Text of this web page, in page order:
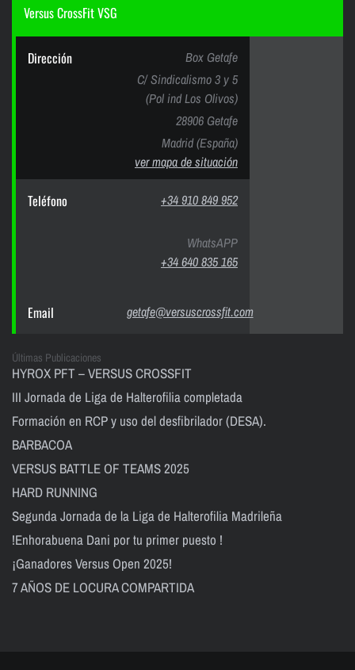
Versus CrossFit VSG
Dirección
Box Getafe
C/ Sindicalismo 3 y 5
(Pol ind Los Olivos)
28906 Getafe
Madrid (España)
ver mapa de situación
Teléfono +34 910 849 952
WhatsAPP
+34 640 835 165
Email getafe@versuscrossfit.com
Últimas Publicaciones
HYROX PFT – VERSUS CROSSFIT
III Jornada de Liga de Halterofilia completada
Formación en RCP y uso del desfibrilador (DESA).
BARBACOA
VERSUS BATTLE OF TEAMS 2025
HARD RUNNING
Segunda Jornada de la Liga de Halterofilia Madrileña
!Enhorabuena Dani por tu primer puesto !
¡Ganadores Versus Open 2025!
7 AÑOS DE LOCURA COMPARTIDA